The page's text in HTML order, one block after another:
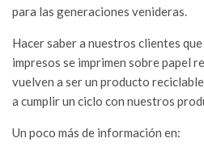
para las generaciones venideras.
Hacer saber a nuestros clientes
impresos se imprimen sobre papel
vuelven a ser un producto
a cumplir un ciclo con nuestros
Un poco más de información en: